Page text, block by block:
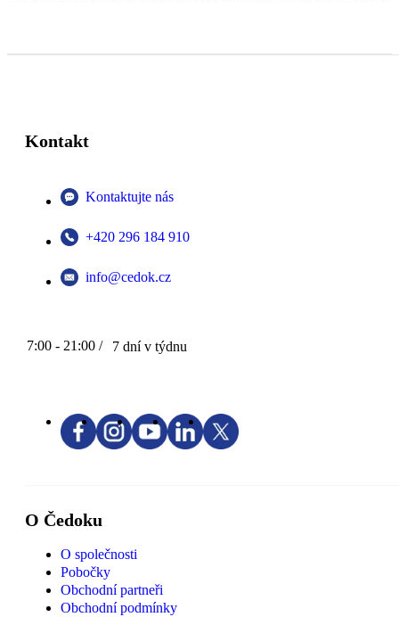
Kontakt
Kontaktujte nás
+420 296 184 910
info@cedok.cz
7:00 - 21:00 / 7 dní v týdnu
O Čedoku
O společnosti
Pobočky
Obchodní partneři
Obchodní podmínky